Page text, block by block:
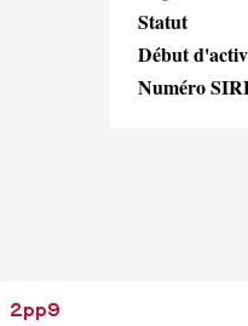
Statut
Début
Numéro
2pp9